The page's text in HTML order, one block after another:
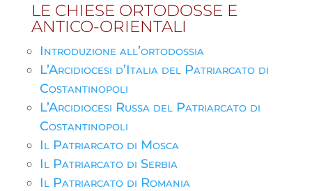
LE CHIESE ORTODOSSE E
ANTICO-ORIENTALI
Introduzione all’ortodossia
L’Arcidiocesi d’Italia del Patriarcato di
Costantinopoli
L’Arcidiocesi Russa del Patriarcato di
Costantinopoli
Il Patriarcato di Mosca
Il Patriarcato di Serbia
Il Patriarcato di Romania